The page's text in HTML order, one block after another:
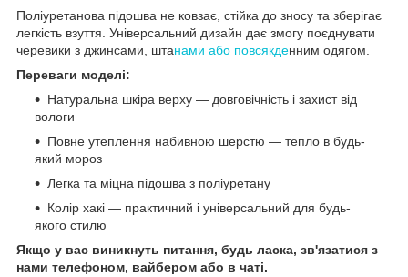
Поліуретанова підошва не ковзає, стійка до зносу та зберігає
легкість взуття. Універсальний дизайн дає змогу поєднувати
черевики з джинсами, штанами або повсякденним одягом.
Переваги моделі:
Натуральна шкіра верху — довговічність і захист від
вологи
Повне утеплення набивною шерстю — тепло в будь-
який мороз
Легка та міцна підошва з поліуретану
Колір хакі — практичний і універсальний для будь-
якого стилю
Якщо у вас виникнуть питання, будь ласка, зв'язатися з
нами телефоном, вайбером або в чаті.